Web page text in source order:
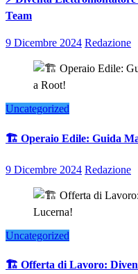
Team
9 Dicembre 2024 Redazione
Uncategorized
🏗️ Operaio Edile: Guida
9 Dicembre 2024 Redazione
Uncategorized
🏗️ Offerta di Lavoro: